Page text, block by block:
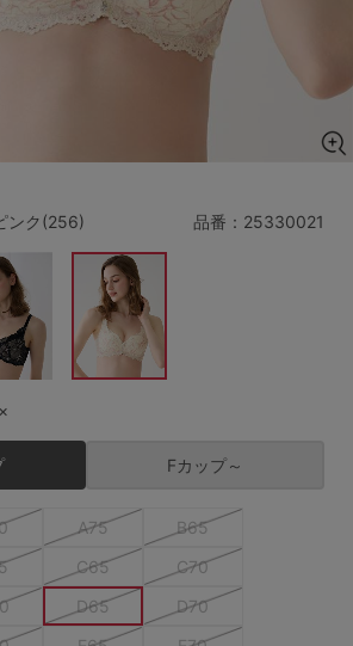
C85
M
L-EF
1,000～1,999円
3,000～3,999円
す
品番： 25330021
ンク(256)
Fカップ～
A75
B65
C65
C70
D65
D70